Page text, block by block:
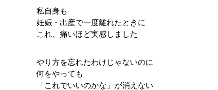
私自身も
妊娠・出産で一度離れたときに
これ、痛いほど実感しました
やり方を忘れたわけじゃないのに
何をやっても
「これでいいのかな」が消えない